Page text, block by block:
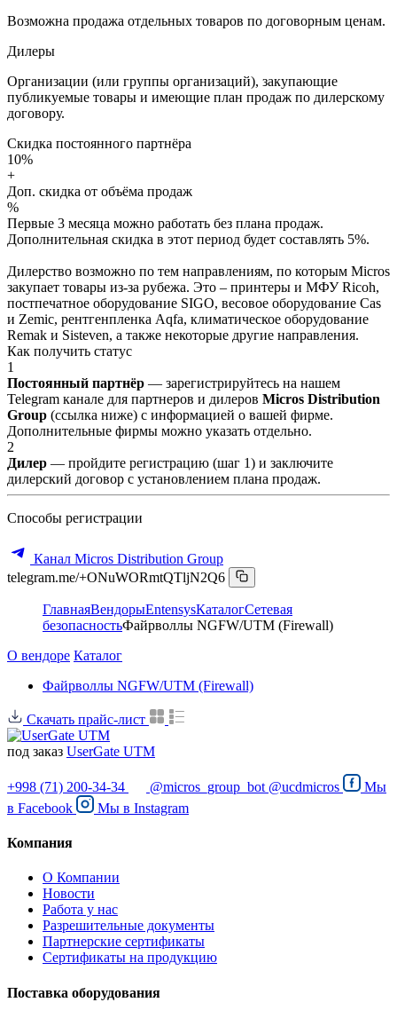
Возможна продажа отдельных товаров по договорным ценам.
Дилеры
Организации (или группы организаций), закупающие
публикуемые товары и имеющие план продаж по дилерскому
договору.
Скидка постоянного партнёра
10%
+
Доп. скидка от объёма продаж
%
Первые 3 месяца можно работать без плана продаж.
Дополнительная скидка в этот период будет составлять 5%.
Дилерство возможно по тем направлениям, по которым Micros
закупает товары из-за рубежа. Это – принтеры и МФУ Ricoh,
постпечатное оборудование SIGO, весовое оборудование Cas
и Zemic, рентгенпленка Aqfa, климатическое оборудование
Remak и Sisteven, а также некоторые другие направления.
Как получить статус
1
Постоянный партнёр — зарегистрируйтесь на нашем
Telegram канале для партнеров и дилеров Micros Distribution
Group (ссылка ниже) с информацией о вашей фирме.
Дополнительные фирмы можно указать отдельно.
2
Дилер — пройдите регистрацию (шаг 1) и заключите
дилерский договор с установлением плана продаж.
Способы регистрации
Канал Micros Distribution Group
telegram.me/+ONuWORmtQTljN2Q6
ГлавнаяВендорыEntensysКаталогСетевая
безопасностьФайрволлы NGFW/UTM (Firewall)
О вендоре Каталог
Файрволлы NGFW/UTM (Firewall)
Скачать прайс-лист
под заказ UserGate UTM
+998 (71) 200-34-34 @micros_group_bot @ucdmicros
Мы
в Facebook Мы в Instagram
Компания
О Компании
Новости
Работа у нас
Разрешительные документы
Партнерские сертификаты
Сертификаты на продукцию
Поставка оборудования